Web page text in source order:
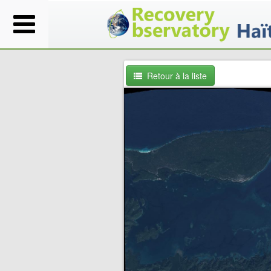
Retour à la liste